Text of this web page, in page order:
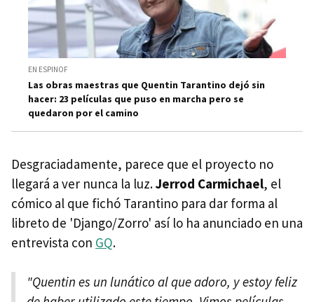
EN ESPINOF
Las obras maestras que Quentin Tarantino dejó sin
hacer: 23 películas que puso en marcha pero se
quedaron por el camino
Desgraciadamente, parece que el proyecto no
llegará a ver nunca la luz.Jerrod Carmichael, el
cómico al que fichó Tarantino para dar forma al
libreto de 'Django/Zorro' así lo ha anunciado en una
entrevista con GQ.
"Quentin es un lunático al que adoro, y estoy feliz